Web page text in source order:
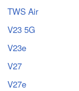
TWS Air
V23 5G
V23e
V27
V27e